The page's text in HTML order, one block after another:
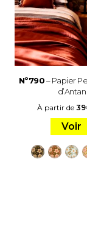
Nº790– Papier
d’Antan
À partir de39
Voir